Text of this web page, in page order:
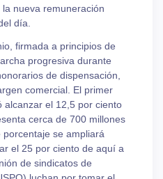
nueva remuneración
día.
firmada a principios de
progresiva durante
de dispensación,
comercial. El primer
alcanzar el 12,5 por ciento
cerca de 700 millones
se ampliará
el 25 por ciento de aquí a
de sindicatos de